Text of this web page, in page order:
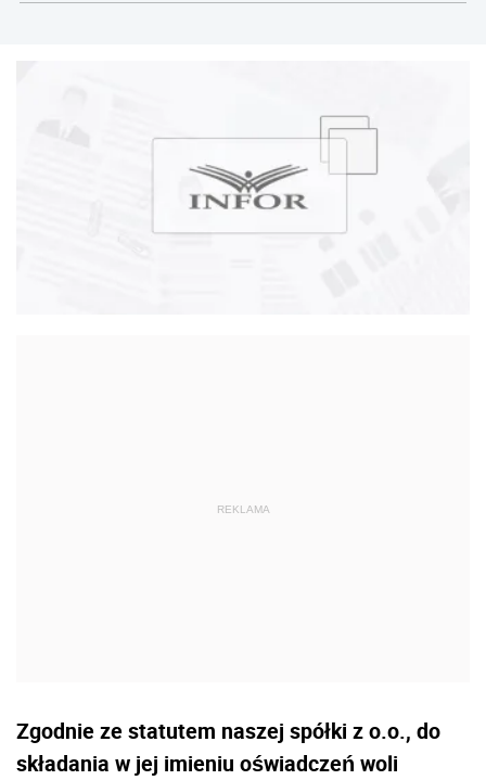
Zgodnie ze statutem naszej spółki z o.o., do
składania w jej imieniu oświadczeń woli